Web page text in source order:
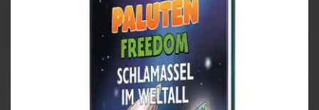
Iggi gibt alles, denn er will unbedingt ein mächtiger
Golem werden. Im Moment seines größten Erfolges
jedoch entdeckt Paluten eine schreckliche Wahrheit:
Jemand spielt ein falsches Spiel! Um Iggi und die
Golems zu warnen, ist es längst zu spät. Paluten und
Edgar müssen selbst aktiv werden, um Iggi zu retten -
und mit ihm die ganze Stadt.